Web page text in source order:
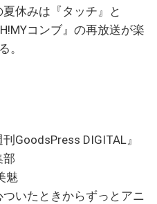
夏休みは『タッチ』と
コンブ』の再放送が楽
。
刊GoodsPress DIGITAL』
部
魅
ついたときからずっとアニ